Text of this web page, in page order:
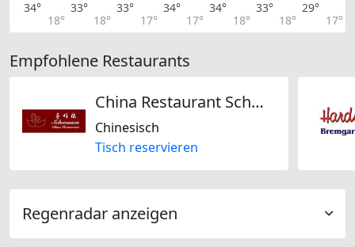
34°
18°
33°
18°
33°
17°
34°
17°
34°
18°
33°
18°
29°
17°
Empfohlene Restaurants
China Restaurant Schwanen
Chinesisch
Tisch reservieren
Regenradar anzeigen